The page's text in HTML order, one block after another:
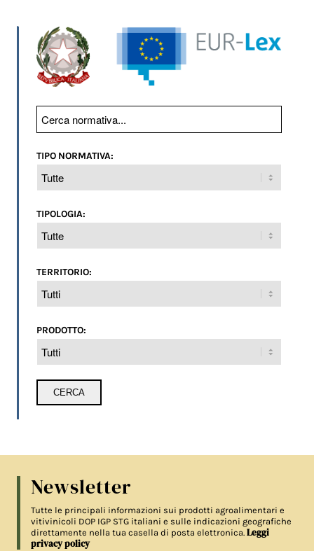
TIPO NORMATIVA:
TIPOLOGIA:
TERRITORIO:
PRODOTTO:
Newsletter
Tutte le principali informazioni sui prodotti agroalimentari e
vitivinicoli DOP IGP STG italiani e sulle indicazioni geografiche
direttamente nella tua casella di posta elettronica.Leggi
privacy policy